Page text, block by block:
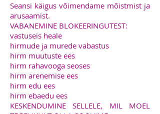
Seansi käigus võimendame mõistmist ja
arusaamist.
VABANEMINE BLOKEERINGUTEST:
vastuseis heale
hirmude ja murede vabastus
hirm muutuste ees
hirm rahavooga seoses
hirm arenemise ees
hirm edu ees
hirm ebaedu ees
KESKENDUMINE SELLELE, MIL MOEL